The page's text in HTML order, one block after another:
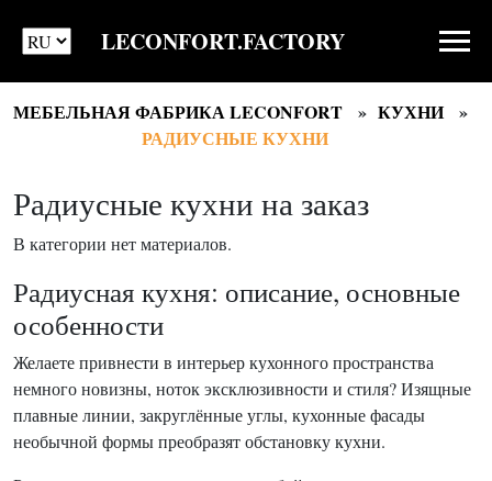
LECONFORT.FACTORY
МЕБЕЛЬНАЯ ФАБРИКА LECONFORT
КУХНИ
РАДИУСНЫЕ КУХНИ
Радиусные кухни на заказ
В категории нет материалов.
Радиусная кухня: описание, основные
особенности
Желаете привнести в интерьер кухонного пространства
немного новизны, ноток эксклюзивности и стиля? Изящные
плавные линии, закруглённые углы, кухонные фасады
необычной формы преобразят обстановку кухни.